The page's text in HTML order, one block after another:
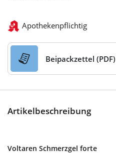
Apothekenpflichtig
Beipackzettel (PDF)
Artikelbeschreibung
Voltaren Schmerzgel forte